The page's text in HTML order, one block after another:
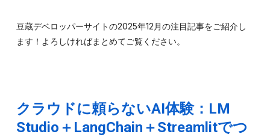
豆蔵デベロッパーサイトの2025年12月の注目記事をご紹介し
ます！よろしければまとめてご覧ください。
クラウドに頼らないAI体験：LM
Studio＋LangChain＋Streamlitでつ